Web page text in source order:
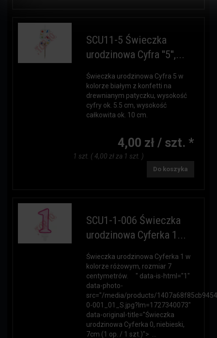
SCU11-5 Świeczka
urodzinowa Cyfra ''5'',...
Świeczka urodzinowa Cyfra 5 w
kolorze białym z konfetti na
drewnianym patyczku, wysokość
cyfry ok. 5.5 cm, wysokość
całkowita ok. 10 cm.
4,00 zł / szt. *
1 szt. ( 4,00 zł za 1 szt. )
Do koszyka
SCU1-1-006 Świeczka
urodzinowa Cyferka 1...
Świeczka urodzinowa Cyferka 1 w
kolorze różowym, rozmiar 7
centymetrów. " data-is-html="1"
data-photo-
src="/media/products/
0-001_01_S.jpg?lm=1727340073"
data-original-title="Świeczka
urodzinowa Cyferka 0, niebieski,
7cm (1 op. / 1 szt.)"> ...